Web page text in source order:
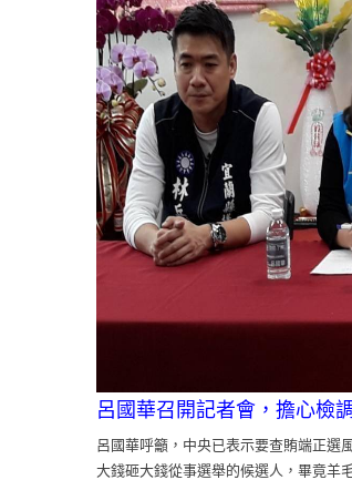
呂國華召開記者會，擔心檢
呂國華呼籲，中央已表示要查賄端正選
大錢砸大錢從事選舉的候選人，畢竟羊